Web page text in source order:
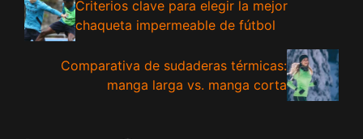
Criterios clave para elegir la mejor
chaqueta impermeable de fútbol
Comparativa de sudaderas térmicas:
manga larga vs. manga corta